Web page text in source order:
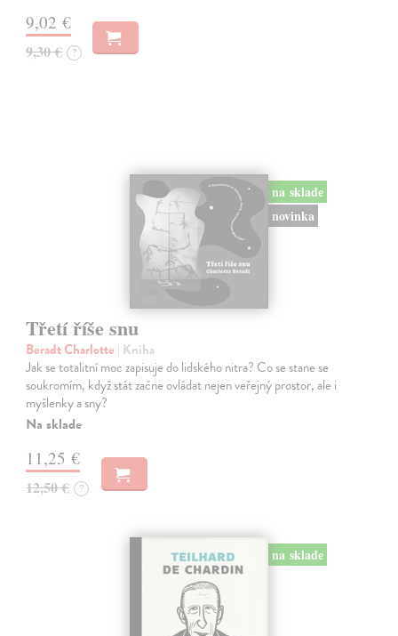
9,02 €
9,30 € ?
na sklade
novinka
Třetí říše snu
Beradt Charlotte | Kniha
Jak se totalitní moc zapisuje do lidského nitra? Co se stane se
soukromím, když stát začne ovládat nejen veřejný prostor, ale i
myšlenky a sny?
Na sklade
11,25 €
12,50 € ?
na sklade